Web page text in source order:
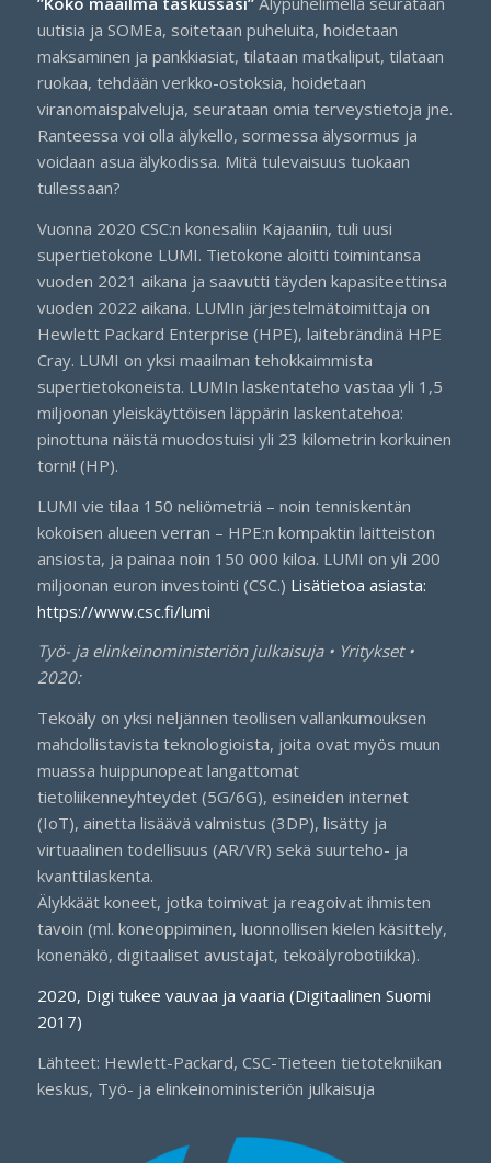
uutisia ja SOMEa, soitetaan puheluita, hoidetaan
maksaminen ja pankkiasiat, tilataan matkaliput, tilataan
ruokaa, tehdään verkko-ostoksia, hoidetaan
viranomaispalveluja, seurataan omia terveystietoja jne.
Ranteessa voi olla älykello, sormessa älysormus ja
voidaan asua älykodissa. Mitä tulevaisuus tuokaan
tullessaan?
Vuonna 2020 CSC:n konesaliin Kajaaniin, tuli uusi
supertietokone LUMI. Tietokone aloitti toimintansa
vuoden 2021 aikana ja saavutti täyden kapasiteettinsa
vuoden 2022 aikana. LUMIn järjestelmätoimittaja on
Hewlett Packard Enterprise (HPE), laitebrändinä HPE
Cray. LUMI on yksi maailman tehokkaimmista
supertietokoneista. LUMIn laskentateho vastaa yli 1,5
miljoonan yleiskäyttöisen läppärin laskentatehoa:
pinottuna näistä muodostuisi yli 23 kilometrin korkuinen
torni! (HP).
LUMI vie tilaa 150 neliömetriä – noin tenniskentän
kokoisen alueen verran – HPE:n kompaktin laitteiston
ansiosta, ja painaa noin 150 000 kiloa. LUMI on yli 200
miljoonan euron investointi (CSC.) Lisätietoa asiasta:
https://www.csc.fi/lumi
Työ- ja elinkeinoministeriön julkaisuja • Yritykset •
2020:
Tekoäly on yksi neljännen teollisen vallankumouksen
mahdollistavista teknologioista, joita ovat myös muun
muassa huippunopeat langattomat
tietoliikenneyhteydet (5G/6G), esineiden internet
(IoT), ainetta lisäävä valmistus (3DP), lisätty ja
virtuaalinen todellisuus (AR/VR) sekä suurteho- ja
kvanttilaskenta.
Älykkäät koneet, jotka toimivat ja reagoivat ihmisten
tavoin (ml. koneoppiminen, luonnollisen kielen käsittely,
konenäkö, digitaaliset avustajat, tekoälyrobotiikka).
2020, Digi tukee vauvaa ja vaaria (Digitaalinen Suomi
2017)
Lähteet: Hewlett-Packard, CSC-Tieteen tietotekniikan
keskus, Työ- ja elinkeinoministeriön julkaisuja